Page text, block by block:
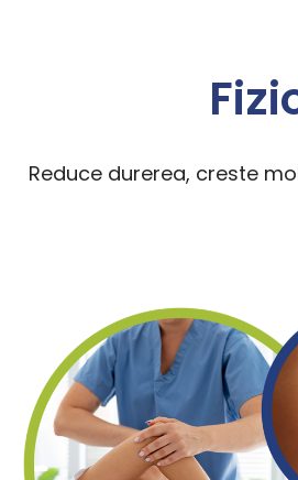
Reduce durerea, creste